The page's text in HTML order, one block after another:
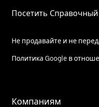
Посетить Справочный
Не продавайте и не
Политика Google в
Компаниям